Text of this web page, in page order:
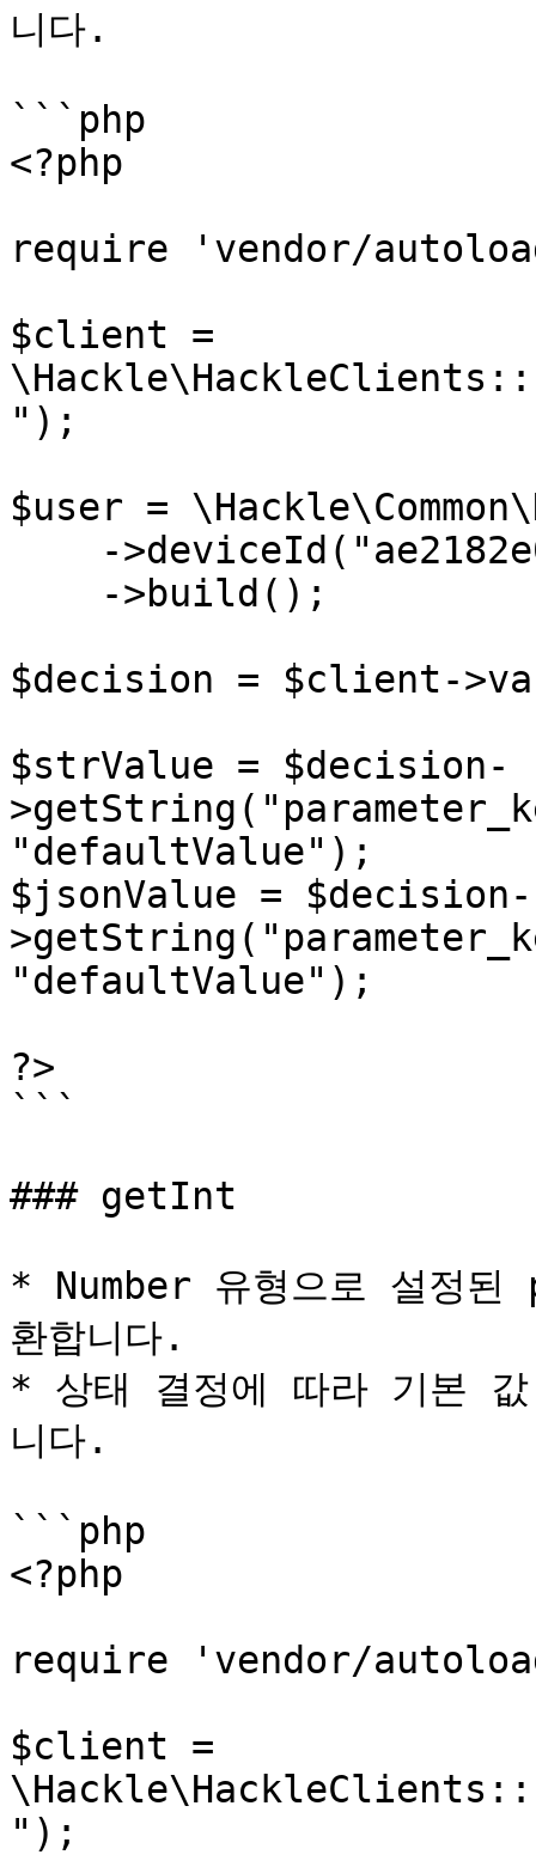
니다.
```php
<?php
require 'vendor/
$client =
");
$user =
$decision = $client-
$strValue = $decision-
"defaultValue");
$jsonValue = $decision-
"defaultValue");
?>
```
### getInt
* Number 유형으로 설정
환합니다.
* 상태 결정에 따라 기본
니다.
```php
<?php
require 'vendor/
$client =
");